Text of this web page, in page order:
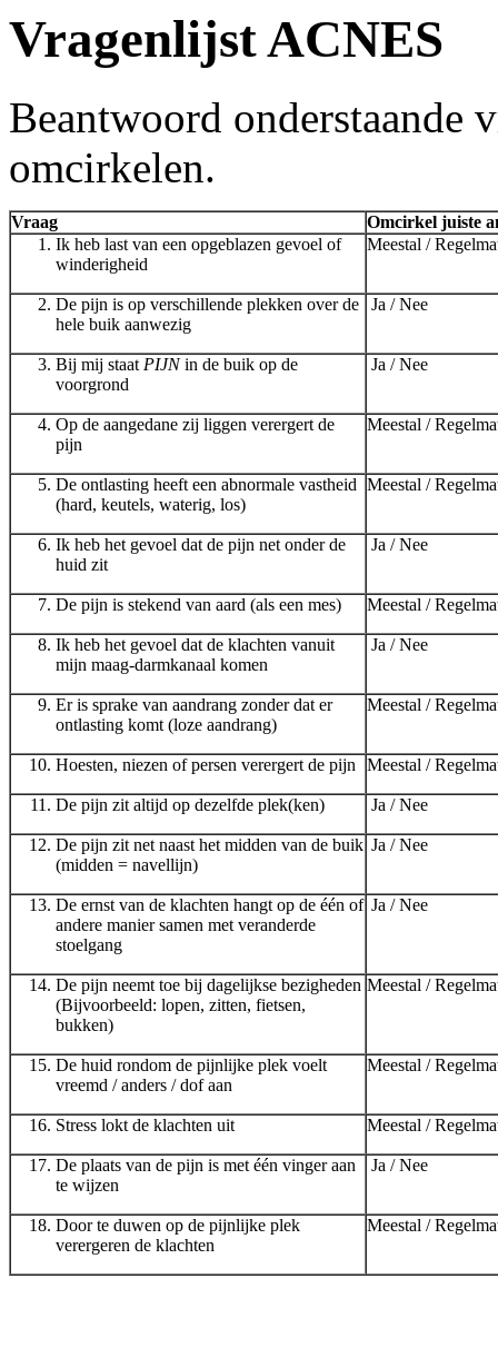
Vragenlijst ACNES
Beantwoord onderstaande
omcirkelen.
Vraag
Omcirkel juiste
Ik heb last van een opgeblazen gevoel of
winderigheid
Meestal /
De pijn is op verschillende plekken over de
hele buik aanwezig
Ja / Nee
Bij mij staatPIJNin de buik op de
voorgrond
Ja / Nee
Op de aangedane zij liggen verergert de
pijn
Meestal /
De ontlasting heeft een abnormale vastheid
(hard, keutels, waterig, los)
Meestal /
Ik heb het gevoel dat de pijn net onder de
huid zit
Ja / Nee
De pijn is stekend van aard (als een mes) Meestal /
Ik heb het gevoel dat de klachten vanuit
mijn maag-darmkanaal komen
Ja / Nee
Er is sprake van aandrang zonder dat er
ontlasting komt (loze aandrang)
Meestal /
Hoesten, niezen of persen verergert de pijn Meestal /
De pijn zit altijd op dezelfde plek(ken) Ja / Nee
De pijn zit net naast het midden van de buik
(midden = navellijn)
Ja / Nee
De ernst van de klachten hangt op de één of
andere manier samen met veranderde
stoelgang
Ja / Nee
De pijn neemt toe bij dagelijkse bezigheden
(Bijvoorbeeld: lopen, zitten, fietsen,
bukken)
Meestal /
De huid rondom de pijnlijke plek voelt
vreemd / anders / dof aan
Meestal /
Stress lokt de klachten uit Meestal /
De plaats van de pijn is met één vinger aan
te wijzen
Ja / Nee
Door te duwen op de pijnlijke plek
verergeren de klachten
Meestal /